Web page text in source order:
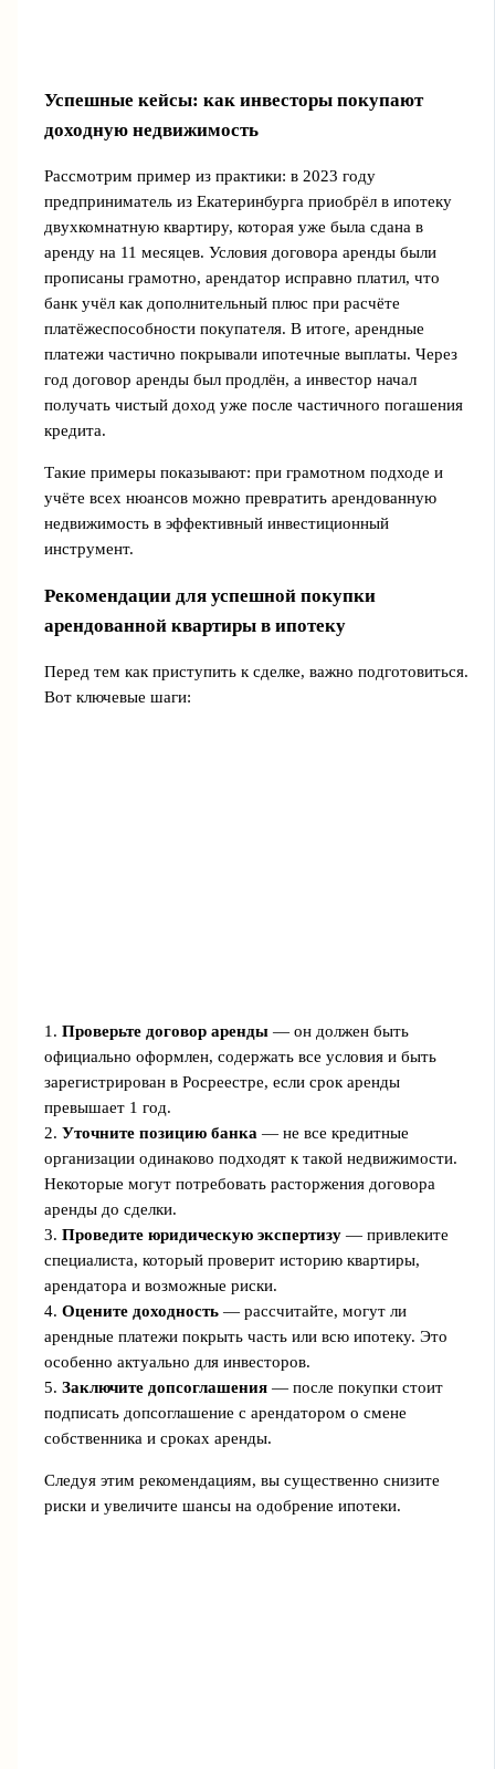
Успешные кейсы: как инвесторы покупают
доходную недвижимость
Рассмотрим пример из практики: в 2023 году
предприниматель из Екатеринбурга приобрёл в ипотеку
двухкомнатную квартиру, которая уже была сдана в
аренду на 11 месяцев. Условия договора аренды были
прописаны грамотно, арендатор исправно платил, что
банк учёл как дополнительный плюс при расчёте
платёжеспособности покупателя. В итоге, арендные
платежи частично покрывали ипотечные выплаты. Через
год договор аренды был продлён, а инвестор начал
получать чистый доход уже после частичного погашения
кредита.
Такие примеры показывают: при грамотном подходе и
учёте всех нюансов можно превратить арендованную
недвижимость в эффективный инвестиционный
инструмент.
Рекомендации для успешной покупки
арендованной квартиры в ипотеку
Перед тем как приступить к сделке, важно подготовиться.
Вот ключевые шаги:
1. Проверьте договор аренды— он должен быть
официально оформлен, содержать все условия и быть
зарегистрирован в Росреестре, если срок аренды
превышает 1 год.
2. Уточните позицию банка— не все кредитные
организации одинаково подходят к такой недвижимости.
Некоторые могут потребовать расторжения договора
аренды до сделки.
3. Проведите юридическую экспертизу— привлеките
специалиста, который проверит историю квартиры,
арендатора и возможные риски.
4. Оцените доходность— рассчитайте, могут ли
арендные платежи покрыть часть или всю ипотеку. Это
особенно актуально для инвесторов.
5. Заключите допсоглашения— после покупки стоит
подписать допсоглашение с арендатором о смене
собственника и сроках аренды.
Следуя этим рекомендациям, вы существенно снизите
риски и увеличите шансы на одобрение ипотеки.